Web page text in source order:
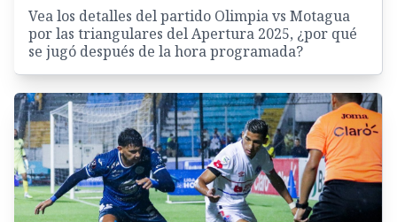
Vea los detalles del partido Olimpia vs Motagua
por las triangulares del Apertura 2025, ¿por qué
se jugó después de la hora programada?